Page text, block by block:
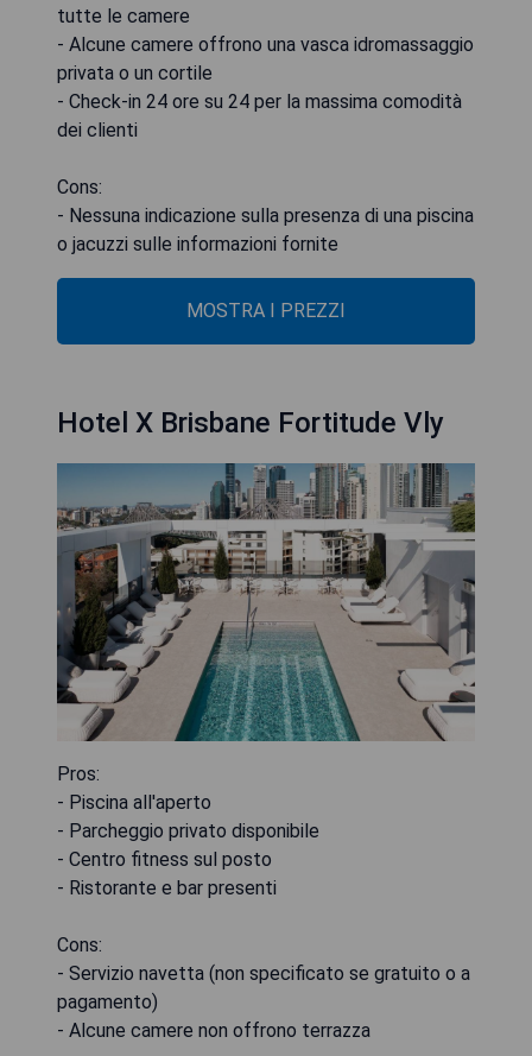
tutte le camere
- Alcune camere offrono una vasca idromassaggio
privata o un cortile
- Check-in 24 ore su 24 per la massima comodità
dei clienti
Cons:
- Nessuna indicazione sulla presenza di una piscina
o jacuzzi sulle informazioni fornite
MOSTRA I PREZZI
Hotel X Brisbane Fortitude Vly
Pros:
- Piscina all'aperto
- Parcheggio privato disponibile
- Centro fitness sul posto
- Ristorante e bar presenti
Cons:
- Servizio navetta (non specificato se gratuito o a
pagamento)
- Alcune camere non offrono terrazza